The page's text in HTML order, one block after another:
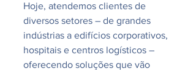
Hoje, atendemos clientes de
diversos setores – de grandes
indústrias a edifícios corporativos,
hospitais e centros logísticos –
oferecendo soluções que vão